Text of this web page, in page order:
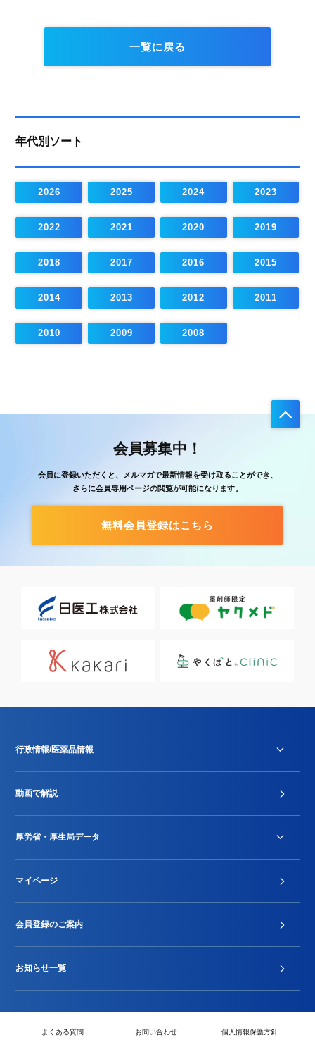
一覧に戻る
年代別ソート
2026 2025 2024 2023
2022 2021 2020 2019
2018 2017 2016 2015
2014 2013 2012 2011
2010 2009 2008
会員募集中！
会員に登録いただくと、メルマガで最新情報を受け取ることができ、
さらに会員専用ページの閲覧が可能になります。
無料会員登録はこちら
行政情報/医薬品情報
Stu-GEレポート
動画で解説
厚労省・厚生局データ
2024年度新設項目届出状況
マイページ
会員登録のご案内
お知らせ一覧
よくある質問 お問い合わせ 個人情報保護方針